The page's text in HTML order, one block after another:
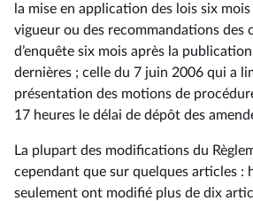
la mise en application des lois six
vigueur ou des recommandations des
d’enquête six mois après la
dernières ; celle du 7 juin 2006 qui a
présentation des motions de
17 heures le délai de dépôt des
La plupart des modifications du
cependant que sur quelques articles :
seulement ont modifié plus de dix